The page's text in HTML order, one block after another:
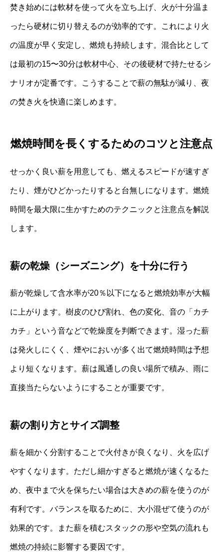
焚き始めには軟材を使って火を立ち上げ、火が十分温ま
ったら硬材に切り替えるのが効率的です。これにより火
の温度が早く安定し、燃焼も持続します。混合比として
は最初の15〜30分は軟材中心、その後硬材で持たせるシ
ナリオが定番です。こうすることで薪の無駄が減り、夜
の焚き火を快適に楽しめます。
燃焼時間を長くするためのコツと注意点
せっかく良い薪を用意しても、燃えるスピードが速すぎ
たり、煙がひどかったりすると台無しになります。燃焼
時間を最大限に生かすためのテクニックと注意点を解説
します。
薪の乾燥（シーズニング）を十分に行う
薪が乾燥して含水率が20％以下になると燃焼効率が大幅
に上がります。樹皮のひび割れ、色の変化、音の「カチ
カチ」という音などで乾燥度を判断できます。湿った薪
は発火しにくく、煙やにおいが多く出て燃焼時間は予想
より短くなります。薪は風通しの良い場所で積み、雨に
直接当たらないようにすることが重要です。
薪の割り方とサイズ調整
薪を細かく分割することで火付きが良くなり、火を広げ
やすくなります。ただし細かすぎると燃焼が速くなるた
め、夜中まで火を保ちたい場合は大きめの薪を使うのが
有利です。バランスを取るために、大小混ぜて使うのが
効果的です。また薪を積むスタックの形や空気の流れも
燃焼の持続に影響する要因です。